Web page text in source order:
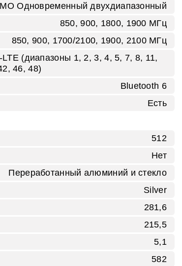
Одновременный двухдиапазонный
850, 900, 1800, 1900 МГц
850, 900, 1700/2100, 1900, 2100 МГц
(диапазоны 1, 2, 3, 4, 5, 7, 8, 11,
46, 48)
Bluetooth 6
Есть
512
Нет
Переработанный алюминий и стекло
Silver
281,6
215,5
5,1
582